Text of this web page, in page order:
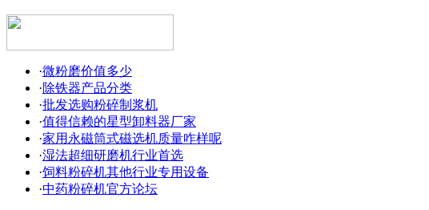
·微粉磨价值多少
·除铁器产品分类
·批发选购粉碎制浆机
·值得信赖的星型卸料器厂家
·家用永磁筒式磁选机质量咋样呢
·湿法超细研磨机行业首选
·饲料粉碎机其他行业专用设备
·中药粉碎机官方论坛